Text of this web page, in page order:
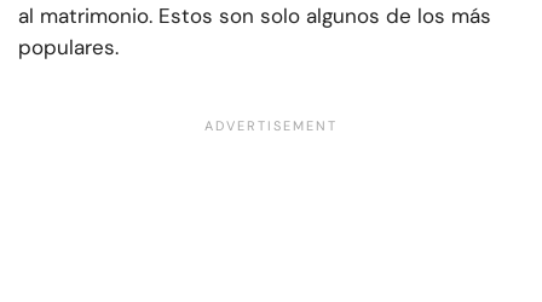
al matrimonio. Estos son solo algunos de los más
populares.